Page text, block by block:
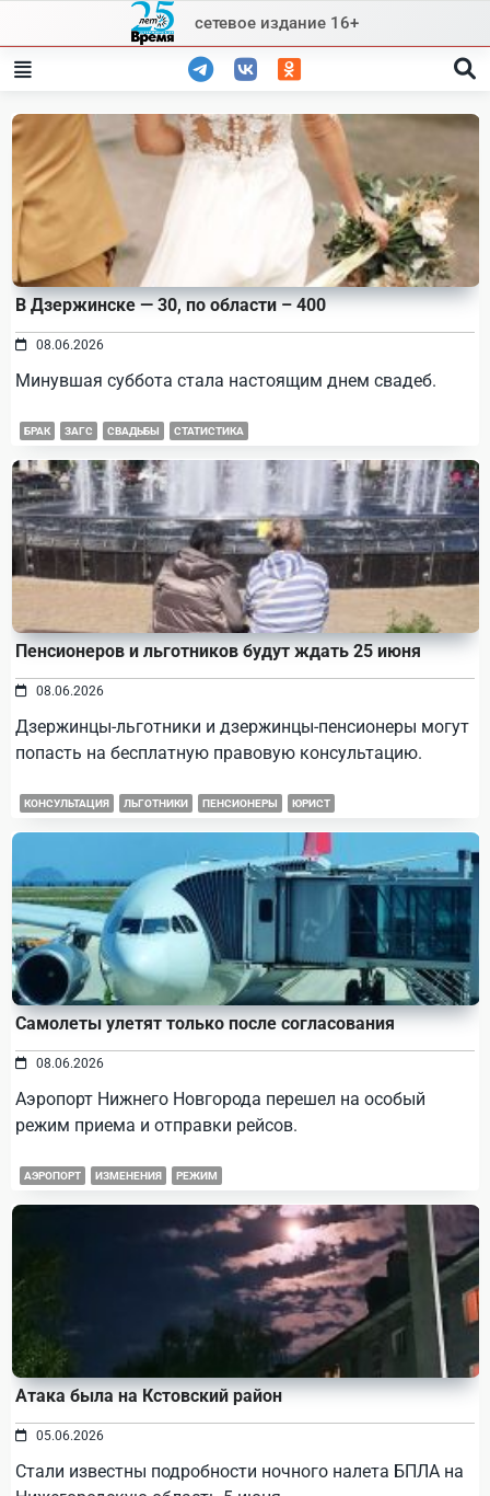
content
сетевое издание 16+
В Дзержинске — 30, по области – 400
08.06.2026
Минувшая суббота стала настоящим днем свадеб.
БРАК ЗАГС СВАДЬБЫ СТАТИСТИКА
Пенсионеров и льготников будут ждать 25 июня
08.06.2026
Дзержинцы-льготники и дзержинцы-пенсионеры могут
попасть на бесплатную правовую консультацию.
КОНСУЛЬТАЦИЯ ЛЬГОТНИКИ ПЕНСИОНЕРЫ ЮРИСТ
Самолеты улетят только после согласования
08.06.2026
Аэропорт Нижнего Новгорода перешел на особый
режим приема и отправки рейсов.
АЭРОПОРТ ИЗМЕНЕНИЯ РЕЖИМ
Атака была на Кстовский район
05.06.2026
Стали известны подробности ночного налета БПЛА на